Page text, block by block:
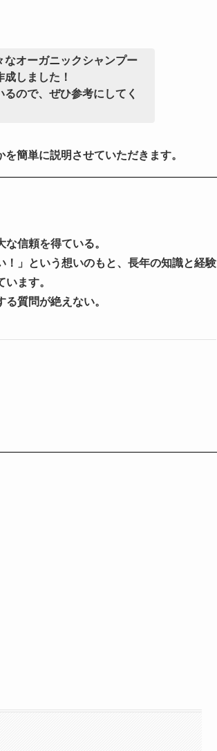
オーガニックシャンプー
しました！
ので、ぜひ参考にしてく
簡単に説明させていただきます。
信頼を得ている。
！」という想いのもと、長年の知識と経験
ます。
質問が絶えない。